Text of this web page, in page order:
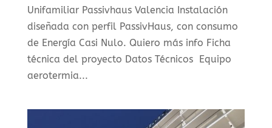
Unifamiliar Passivhaus Valencia Instalación
diseñada con perfil PassivHaus, con consumo
de Energía Casi Nulo. Quiero más info Ficha
técnica del proyecto Datos Técnicos Equipo
aerotermia...